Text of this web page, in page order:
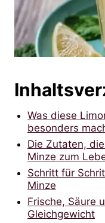
Was diese
besonders
Die Zutaten,
Minze zum
Schritt für
Minze
Frische, Säure
Gleichgewicht